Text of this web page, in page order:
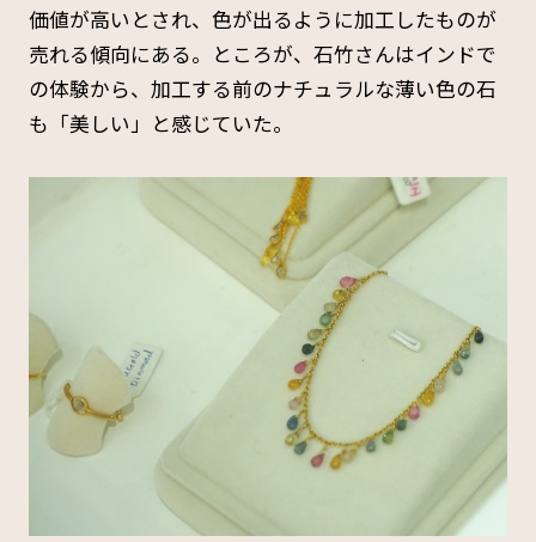
価値が高いとされ、色が出るように加工したものが
売れる傾向にある。ところが、石竹さんはインドで
の体験から、加工する前のナチュラルな薄い色の石
も「美しい」と感じていた。